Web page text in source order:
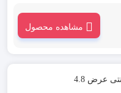
بی رنگ و بست کمربندی مشکی
مشاهده محصول